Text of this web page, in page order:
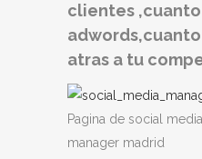
clientes
atras a tu
Pagina de social
manager madrid